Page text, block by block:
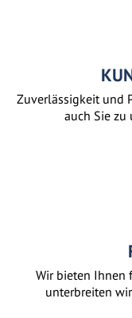
Zuverlässigkeit und
auch Sie zu
Wir bieten Ihnen
unterbreiten